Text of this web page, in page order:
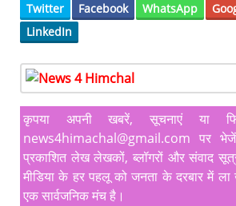
Twitter Facebook WhatsApp
LinkedIn
कृपया अपनी खबरें, सूचनाएं या
news4himachal@gmail.com पर
प्रकाशित लेख लेखकों, ब्लॉगरों और संवाद
मीडिया के हर पहलू को जनता के दरबार में
एक सार्वजनिक मंच है।